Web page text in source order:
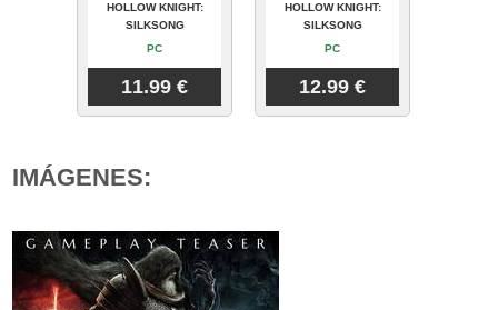
HOLLOW KNIGHT:
SILKSONG
PC
11.99 €
HOLLOW KNIGHT:
SILKSONG
PC
12.99 €
IMÁGENES: